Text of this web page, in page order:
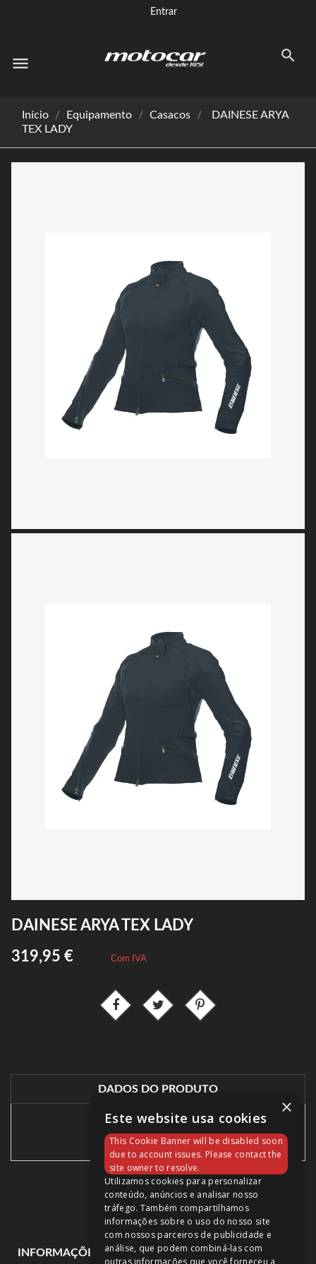
Entrar
menu
Início Equipamento Casacos
DAINESE ARYA
TEX LADY
DAINESE ARYA TEX LADY
319,95 €
Com IVA
DADOS DO PRODUTO
Referências específicas
INFORMAÇÕES DE LOJA
×
Este website usa cookies
This Cookie Banner will be disabled soon
due to account issues. Please contact the
site owner to resolve.
Utilizamos cookies para personalizar
conteúdo, anúncios e analisar nosso
tráfego. Também compartilhamos
informações sobre o uso do nosso site
com nossos parceiros de publicidade e
análise, que podem combiná-las com
outras informações que você forneceu a